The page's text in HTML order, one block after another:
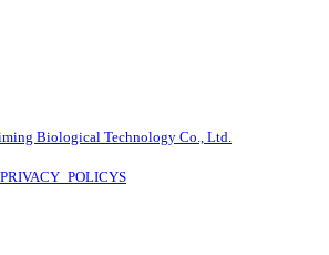
Biological Technology Co., Ltd.